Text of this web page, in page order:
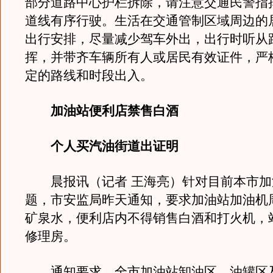
道线有序行驶。生活在交通管制区域周边的
出行安排，尽量减少驾车外出，出行时听从
挥，并带齐车辆所有人或居民有效证件，严
定的路线和时段出入。
加油站便利店禁售白酒
个人买汽油街道出证明
晨报讯（记者 王海亮）针对目前本市加
题，市安监局昨天通知，要求加油站加油机
矿泉水，便利店内不得销售白酒和打火机，
修理房。